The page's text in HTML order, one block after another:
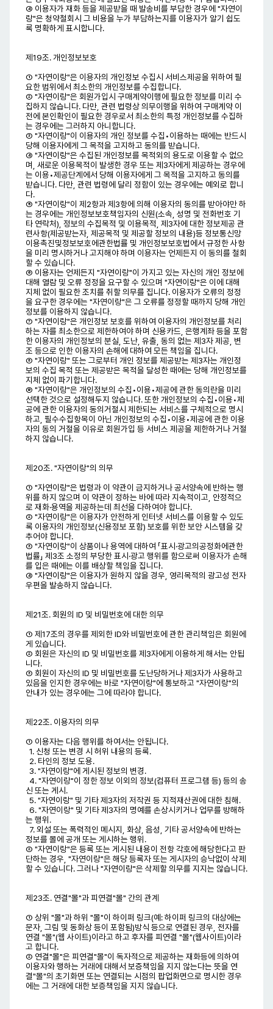
④ 이용자가 재화 등을 제공받을 때 발송비를 부담한 경우에 "자연이
랑"은 청약철회시 그 비용을 누가 부담하는지를 이용자가 알기 쉽도
록 명확하게 표시합니다.
제19조. 개인정보보호
① "자연이랑"은 이용자의 개인정보 수집시 서비스제공을 위하여 필
요한 범위에서 최소한의 개인정보를 수집합니다.
② "자연이랑"은 회원가입시 구매계약이행에 필요한 정보를 미리 수
집하지 않습니다. 다만, 관련 법령상 의무이행을 위하여 구매계약 이
전에 본인확인이 필요한 경우로서 최소한의 특정 개인정보를 수집하
는 경우에는 그러하지 아니합니다.
③ "자연이랑"이 이용자의 개인 정보를 수집•이용하는 때에는 반드시
당해 이용자에게 그 목적을 고지하고 동의를 받습니다.
④ "자연이랑"은 수집된 개인정보를 목적외의 용도로 이용할 수 없으
며, 새로운 이용목적이 발생한 경우 또는 제3자에게 제공하는 경우에
는 이용•제공단계에서 당해 이용자에게 그 목적을 고지하고 동의를
받습니다. 다만, 관련 법령에 달리 정함이 있는 경우에는 예외로 합니
다.
⑤ "자연이랑"이 제2항과 제3항에 의해 이용자의 동의를 받아야만 하
는 경우에는 개인정보보호책임자의 신원(소속, 성명 및 전화번호 기
타 연락처), 정보의 수집목적 및 이용목적, 제3자에 대한 정보제공 관
련사항(제공받는자, 제공목적 및 제공할 정보의 내용)등 정보통신망
이용촉진및정보보호에관한법률 및 개인정보보호법에서 규정한 사항
을 미리 명시하거나 고지해야 하며 이용자는 언제든지 이 동의를 철회
할 수 있습니다.
⑥ 이용자는 언제든지 "자연이랑"이 가지고 있는 자신의 개인 정보에
대해 열람 및 오류 정정을 요구할 수 있으며 "자연이랑"은 이에 대해
지체 없이 필요한 조치를 취할 의무를 집니다. 이용자가 오류의 정정
을 요구한 경우에는 "자연이랑"은 그 오류를 정정할 때까지 당해 개인
정보를 이용하지 않습니다.
⑦ "자연이랑"은 개인정보 보호를 위하여 이용자의 개인정보를 처리
하는 자를 최소한으로 제한하여야 하며 신용카드, 은행계좌 등을 포함
한 이용자의 개인정보의 분실, 도난, 유출, 동의 없는 제3자 제공, 변
조 등으로 인한 이용자의 손해에 대하여 모든 책임을 집니다.
⑧ "자연이랑" 또는 그로부터 개인 정보를 제공받는 제3자는 개인정
보의 수집 목적 또는 제공받은 목적을 달성한 때에는 당해 개인정보를
지체 없이 파기합니다.
⑨ "자연이랑"은 개인정보의 수집•이용•제공에 관한 동의란을 미리
선택한 것으로 설정해두지 않습니다. 또한 개인정보의 수집•이용•제
공에 관한 이용자의 동의거절시 제한되는 서비스를 구체적으로 명시
하고, 필수수집항목이 아닌 개인정보의 수집•이용•제공에 관한 이용
자의 동의 거절을 이유로 회원가입 등 서비스 제공을 제한하거나 거절
하지 않습니다.
제20조. "자연이랑"의 의무
① "자연이랑"은 법령과 이 약관이 금지하거나 공서양속에 반하는 행
위를 하지 않으며 이 약관이 정하는 바에 따라 지속적이고, 안정적으
로 재화·용역을 제공하는데 최선을 다하여야 합니다.
② "자연이랑"은 이용자가 안전하게 인터넷 서비스를 이용할 수 있도
록 이용자의 개인정보(신용정보 포함) 보호를 위한 보안 시스템을 갖
추어야 합니다.
③ "자연이랑"이 상품이나 용역에 대하여 「표시·광고의공정화에관한
법률」 제3조 소정의 부당한 표시·광고 행위를 함으로써 이용자가 손해
를 입은 때에는 이를 배상할 책임을 집니다.
④ "자연이랑"은 이용자가 원하지 않을 경우, 영리목적의 광고성 전자
우편을 발송하지 않습니다.
제21조. 회원의 ID 및 비밀번호에 대한 의무
① 제17조의 경우를 제외한 ID와 비밀번호에 관한 관리책임은 회원에
게 있습니다.
② 회원은 자신의 ID 및 비밀번호를 제3자에게 이용하게 해서는 안됩
니다.
③ 회원이 자신의 ID 및 비밀번호를 도난당하거나 제3자가 사용하고
있음을 인지한 경우에는 바로 "자연이랑"에 통보하고 "자연이랑"의
안내가 있는 경우에는 그에 따라야 합니다.
제22조. 이용자의 의무
① 이용자는 다음 행위를 하여서는 안됩니다.
1. 신청 또는 변경 시 허위 내용의 등록.
2. 타인의 정보 도용.
3. "자연이랑"에 게시된 정보의 변경.
4. "자연이랑"이 정한 정보 이외의 정보(컴퓨터 프로그램 등) 등의 송
신 또는 게시.
5. "자연이랑" 및 기타 제3자의 저작권 등 지적재산권에 대한 침해.
6. "자연이랑" 및 기타 제3자의 명예를 손상시키거나 업무를 방해하
는 행위.
7. 외설 또는 폭력적인 메시지, 화상, 음성, 기타 공서양속에 반하는
정보를 몰에 공개 또는 게시하는 행위.
② "자연이랑"은 등록 또는 게시된 내용이 전항 각호에 해당한다고 판
단하는 경우, "자연이랑"은 해당 등록자 또는 게시자의 승낙없이 삭제
할 수 있습니다. 그러나 "자연이랑"은 삭제할 의무를 지지는 않습니다.
제23조. 연결"몰"과 피연결"몰" 간의 관계
① 상위 "몰"과 하위 "몰"이 하이퍼 링크(예: 하이퍼 링크의 대상에는
문자, 그림 및 동화상 등이 포함됨)방식 등으로 연결된 경우, 전자를
연결 "몰"(웹 사이트)이라고 하고 후자를 피연결 "몰"(웹사이트)이라
고 합니다.
② 연결"몰"은 피연결"몰"이 독자적으로 제공하는 재화등에 의하여
이용자와 행하는 거래에 대해서 보증책임을 지지 않는다는 뜻을 연
결"몰"의 초기화면 또는 연결되는 시점의 팝업화면으로 명시한 경우
에는 그 거래에 대한 보증책임을 지지 않습니다.